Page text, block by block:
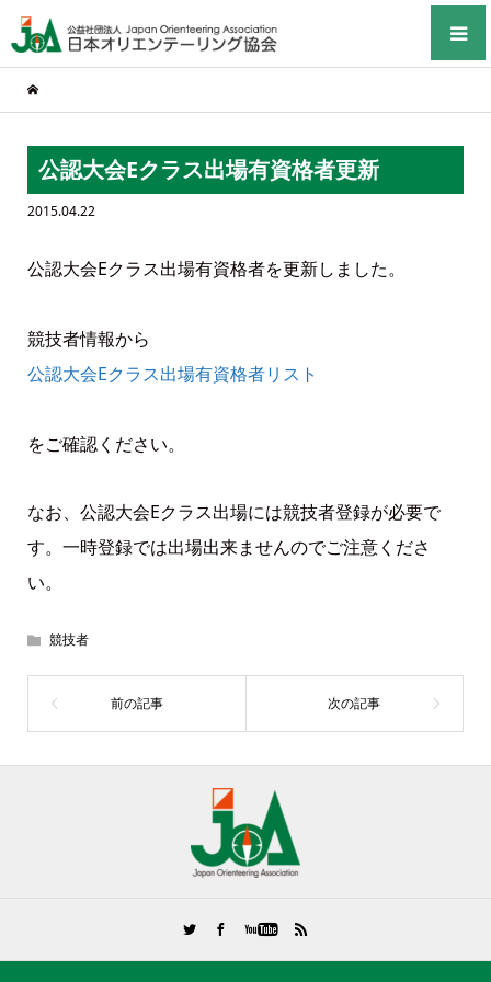
公認大会Eクラス出場有資格者更新
2015.04.22
公認大会Eクラス出場有資格者を更新しました。
競技者情報から
公認大会Eクラス出場有資格者リスト
をご確認ください。
なお、公認大会Eクラス出場には競技者登録が必要で
す。一時登録では出場出来ませんのでご注意くださ
い。
競技者